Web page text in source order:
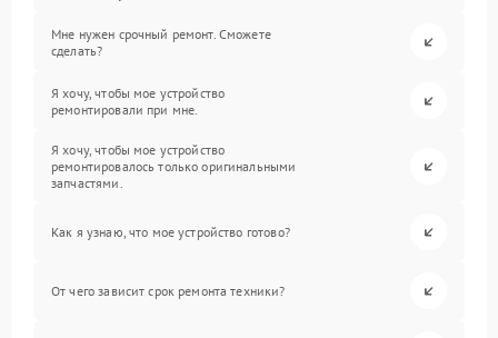
Мне нужен срочный ремонт. Сможете
сделать?
Я хочу, чтобы мое устройство
ремонтировали при мне.
Я хочу, чтобы мое устройство
ремонтировалось только оригинальными
запчастями.
Как я узнаю, что мое устройство готово?
От чего зависит срок ремонта техники?